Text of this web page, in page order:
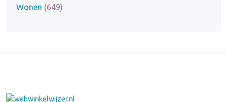
Wonen (649)